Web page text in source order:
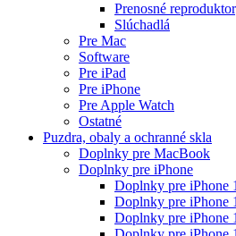
Prenosné
Slúchadlá
Pre Mac
Software
Pre iPad
Pre iPhone
Pre Apple Watch
Ostatné
Puzdra, obaly a ochranné skla
Doplnky pre MacBook
Doplnky pre iPhone
Doplnky pre iPhone
Doplnky pre iPhone
Doplnky pre iPhone